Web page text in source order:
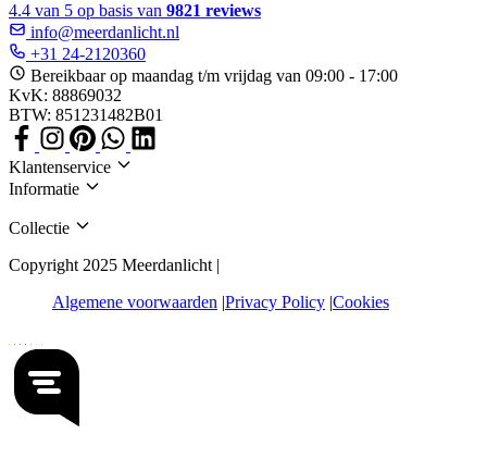
4.4 van 5 op basis van 9821 reviews
info@meerdanlicht.nl
+31 24-2120360
Bereikbaar op maandag t/m vrijdag van 09:00 - 17:00
KvK: 88869032
BTW: 851231482B01
Klantenservice
Informatie
Collectie
Copyright 2025 Meerdanlicht |
Algemene voorwaarden Privacy Policy Cookies